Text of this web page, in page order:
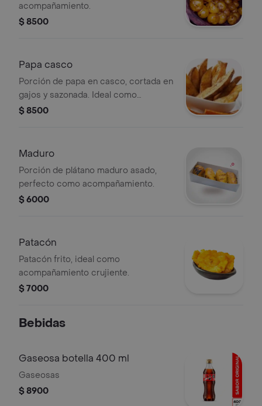
acompañamiento.
$ 8500
Papa casco
Porción de papa en casco, cortada en
gajos y sazonada. Ideal como
acompañamiento.
$ 8500
Maduro
Porción de plátano maduro asado,
perfecto como acompañamiento.
$ 6000
Patacón
Patacón frito, ideal como
acompañamiento crujiente.
$ 7000
Bebidas
Gaseosa botella 400 ml
Gaseosas
$ 8900